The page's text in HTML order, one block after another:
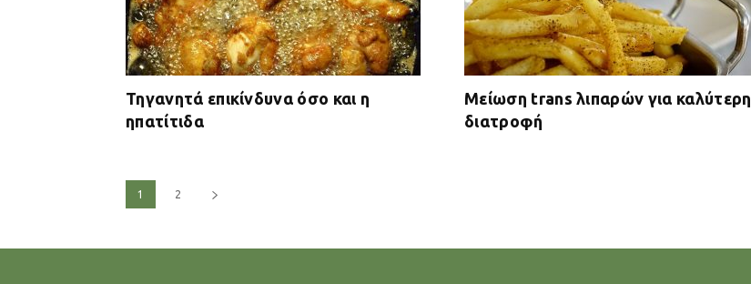
Τηγανητά επικίνδυνα όσο και η
ηπατίτιδα
Μείωση trans λιπαρών για καλύτερη
διατροφή
1 2